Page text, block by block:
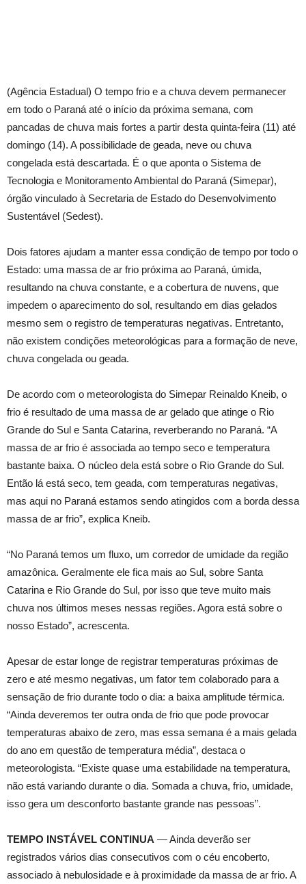
(Agência Estadual) O tempo frio e a chuva devem permanecer
em todo o Paraná até o início da próxima semana, com
pancadas de chuva mais fortes a partir desta quinta-feira (11) até
domingo (14). A possibilidade de geada, neve ou chuva
congelada está descartada. É o que aponta o Sistema de
Tecnologia e Monitoramento Ambiental do Paraná (Simepar),
órgão vinculado à Secretaria de Estado do Desenvolvimento
Sustentável (Sedest).
Dois fatores ajudam a manter essa condição de tempo por todo o
Estado: uma massa de ar frio próxima ao Paraná, úmida,
resultando na chuva constante, e a cobertura de nuvens, que
impedem o aparecimento do sol, resultando em dias gelados
mesmo sem o registro de temperaturas negativas. Entretanto,
não existem condições meteorológicas para a formação de neve,
chuva congelada ou geada.
De acordo com o meteorologista do Simepar Reinaldo Kneib, o
frio é resultado de uma massa de ar gelado que atinge o Rio
Grande do Sul e Santa Catarina, reverberando no Paraná. “A
massa de ar frio é associada ao tempo seco e temperatura
bastante baixa. O núcleo dela está sobre o Rio Grande do Sul.
Então lá está seco, tem geada, com temperaturas negativas,
mas aqui no Paraná estamos sendo atingidos com a borda dessa
massa de ar frio”, explica Kneib.
“No Paraná temos um fluxo, um corredor de umidade da região
amazônica. Geralmente ele fica mais ao Sul, sobre Santa
Catarina e Rio Grande do Sul, por isso que teve muito mais
chuva nos últimos meses nessas regiões. Agora está sobre o
nosso Estado”, acrescenta.
Apesar de estar longe de registrar temperaturas próximas de
zero e até mesmo negativas, um fator tem colaborado para a
sensação de frio durante todo o dia: a baixa amplitude térmica.
“Ainda deveremos ter outra onda de frio que pode provocar
temperaturas abaixo de zero, mas essa semana é a mais gelada
do ano em questão de temperatura média”, destaca o
meteorologista. “Existe quase uma estabilidade na temperatura,
não está variando durante o dia. Somada a chuva, frio, umidade,
isso gera um desconforto bastante grande nas pessoas”.
TEMPO INSTÁVEL CONTINUA — Ainda deverão ser
registrados vários dias consecutivos com o céu encoberto,
associado à nebulosidade e à proximidade da massa de ar frio. A